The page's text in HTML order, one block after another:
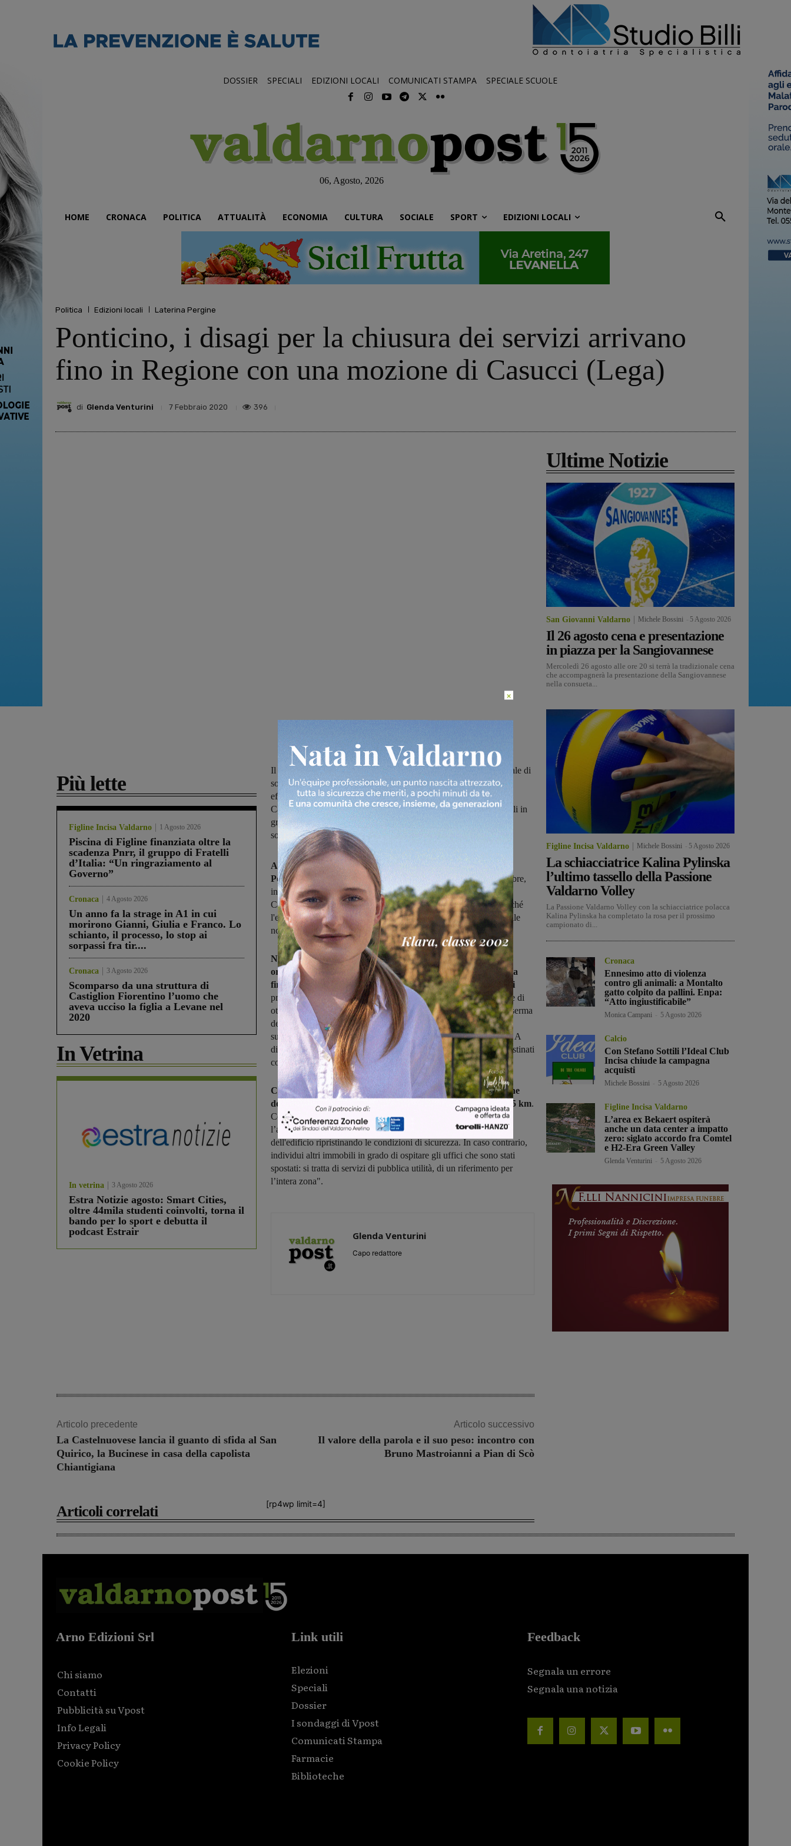
DOSSIER SPECIALI EDIZIONI LOCALI COMUNICATI STAMPA SPECIALE SCUOLE
06, Agosto, 2026
HOME CRONACA POLITICA ATTUALITÀ ECONOMIA CULTURA SOCIALE SPORT EDIZIONI LOCALI
Politica Edizioni locali Laterina Pergine
Ponticino, i disagi per la chiusura dei servizi arrivano
fino in Regione con una mozione di Casucci (Lega)
di Glenda Venturini 7 Febbraio 2020 396
Più lette
Figline Incisa Valdarno 1 Agosto 2026
Piscina di Figline finanziata oltre la
scadenza Pnrr, il gruppo di Fratelli
d’Italia: “Un ringraziamento al
Governo”
Cronaca 4 Agosto 2026
Un anno fa la strage in A1 in cui
morirono Gianni, Giulia e Franco. Lo
schianto, il processo, lo stop ai
sorpassi fra tir....
Cronaca 3 Agosto 2026
Scomparso da una struttura di
Castiglion Fiorentino l’uomo che
aveva ucciso la figlia a Levane nel
2020
In Vetrina
In vetrina 3 Agosto 2026
Estra Notizie agosto: Smart Cities,
oltre 44mila studenti coinvolti, torna il
bando per lo sport e debutta il
podcast Estrair
Il Consigliere regionale Marco Casucci chiede alla Giunta regionale di
sollecitare l’amministrazione comunale di Laterina Pergine ad
effettuare la ristrutturazione dell’edificio in cui si trovavano
Carabinieri, Poste e Asl. “In caso contrario, individui altri immobili in
grado di ospitare gli uffici che sono stati spostati. Gravi i disagi
soprattutto per gli anziani”
Arriva fino in Regione la questione della chiusura di servizi a
Ponticino, frazione del comune di Laterina e Pergine. Da ottobre,
infatti, il paese ha perso contemporaneamente la caserma dei
Carabinieri, l'Ufficio Postale e lo sportello della Asl: e questo perché
l'edificio che li ospitava, di proprietà comunale, non rispondeva alle
norme di sicurezza.
Nei giorni scorsi il gruppo di opposizione Futuro comune ha
organizzato un'assemblea con i cittadini e avviato una raccolta
firme. E ora il consigliere regionale della Lega Marco Casucci
presenta una mozione al Consiglio Regionale. "Dallo scorso mese di
ottobre a Ponticino sono stati chiusi l’ufficio postale, l’Asl e la caserma
dei Carabinieri perché l’edificio, di proprietà del comune, non ha
superato la verifica statica per quanto riguarda soprattutto il tetto. A
distanza di 4 mesi tali servizi essenziali non sono stati ancora ripristinati
con gravi disagi per i residenti, soprattutto per gli anziani".
Casucci ricorda che, ad esempio, "per i prelievi o la riscossione
delle pensioni i cittadini devono spostarsi a Pergine che dista 5 km.
Con una mozione, perciò, chiedo alla Regione di sollecitare
l’amministrazione comunale ad effettuare la ristrutturazione
dell'edificio ripristinando le condizioni di sicurezza. In caso contrario,
individui altri immobili in grado di ospitare gli uffici che sono stati
spostati: si tratta di servizi di pubblica utilità, di un riferimento per
l’intera zona".
Glenda Venturini
Capo redattore
Articolo precedente
La Castelnuovese lancia il guanto di sfida al San
Quirico, la Bucinese in casa della capolista
Chiantigiana
Articolo successivo
Il valore della parola e il suo peso: incontro con
Bruno Mastroianni a Pian di Scò
[rp4wp limit=4]
Articoli correlati
Ultime Notizie
San Giovanni Valdarno Michele Bossini 5 Agosto 2026
Il 26 agosto cena e presentazione
in piazza per la Sangiovannese
Mercoledì 26 agosto alle ore 20 si terrà la tradizionale cena
che accompagnerà la presentazione della Sangiovannese
nella consueta...
Figline Incisa Valdarno Michele Bossini 5 Agosto 2026
La schiacciatrice Kalina Pylinska
l’ultimo tassello della Passione
Valdarno Volley
La Passione Valdarno Volley con la schiacciatrice polacca
Kalina Pylinska ha completato la rosa per il prossimo
campionato di...
Cronaca
Ennesimo atto di violenza
contro gli animali: a Montalto
gatto colpito da pallini. Enpa:
“Atto ingiustificabile”
Monica Campani 5 Agosto 2026
Calcio
Con Stefano Sottili l’Ideal Club
Incisa chiude la campagna
acquisti
Michele Bossini 5 Agosto 2026
Figline Incisa Valdarno
L’area ex Bekaert ospiterà
anche un data center a impatto
zero: siglato accordo fra Comtel
e H2-Era Green Valley
Glenda Venturini 5 Agosto 2026
Arno Edizioni Srl
Chi siamo
Contatti
Pubblicità su Vpost
Info Legali
Privacy Policy
Cookie Policy
Link utili
Elezioni
Speciali
Dossier
I sondaggi di Vpost
Comunicati Stampa
Farmacie
Biblioteche
Feedback
Segnala un errore
Segnala una notizia
×